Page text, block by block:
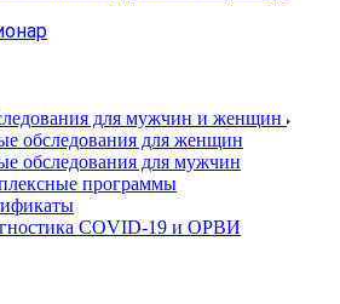
для мужчин и женщин
обследования для женщин
обследования для мужчин
программы
COVID-19 и ОРВИ